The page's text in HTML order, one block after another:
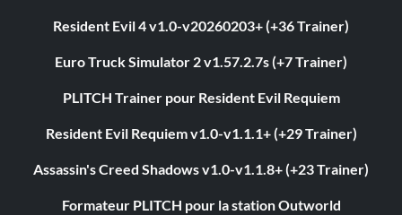
Resident Evil 4 v1.0-v20260203+ (+36 Trainer)
Euro Truck Simulator 2 v1.57.2.7s (+7 Trainer)
PLITCH Trainer pour Resident Evil Requiem
Resident Evil Requiem v1.0-v1.1.1+ (+29 Trainer)
Assassin's Creed Shadows v1.0-v1.1.8+ (+23 Trainer)
Formateur PLITCH pour la station Outworld